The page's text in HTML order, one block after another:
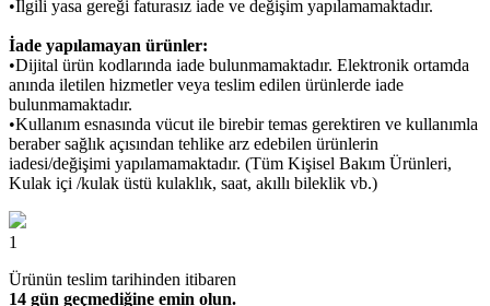
•İlgili yasa gereği faturasız iade ve değişim yapılamamaktadır.
İade yapılamayan ürünler:
•Dijital ürün kodlarında iade bulunmamaktadır. Elektronik ortamda
anında iletilen hizmetler veya teslim edilen ürünlerde iade
bulunmamaktadır.
•Kullanım esnasında vücut ile birebir temas gerektiren ve kullanımla
beraber sağlık açısından tehlike arz edebilen ürünlerin
iadesi/değişimi yapılamamaktadır. (Tüm Kişisel Bakım Ürünleri,
Kulak içi /kulak üstü kulaklık, saat, akıllı bileklik vb.)
1
Ürünün teslim tarihinden itibaren
14 gün geçmediğine emin olun.